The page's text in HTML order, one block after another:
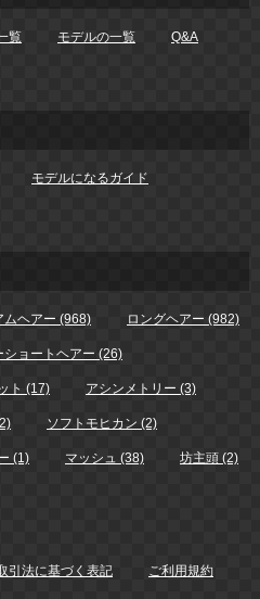
覧 モデルの一覧 Q&A
モデルになるガイド
ムヘアー (968) ロングヘアー (982)
ショートヘアー (26)
ト (17) アシンメトリー (3)
ソフトモヒカン (2)
(1) マッシュ (38) 坊主頭 (2)
引法に基づく表記 ご利用規約